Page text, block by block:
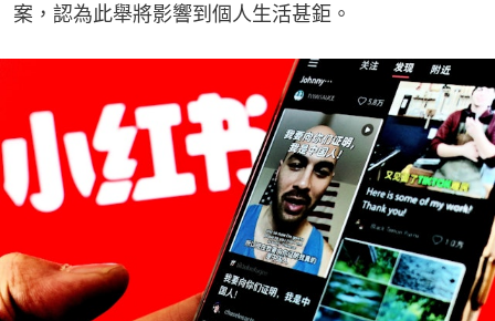
案，認為此舉將影響到個人生活甚鉅。